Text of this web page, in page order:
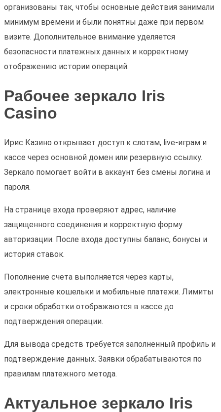
организованы так, чтобы основные действия занимали
минимум времени и были понятны даже при первом
визите. Дополнительное внимание уделяется
безопасности платежных данных и корректному
отображению истории операций.
Рабочее зеркало Iris
Casino
Ирис Казино открывает доступ к слотам, live-играм и
кассе через основной домен или резервную ссылку.
Зеркало помогает войти в аккаунт без смены логина и
пароля.
На странице входа проверяют адрес, наличие
защищенного соединения и корректную форму
авторизации. После входа доступны баланс, бонусы и
история ставок.
Пополнение счета выполняется через карты,
электронные кошельки и мобильные платежи. Лимиты
и сроки обработки отображаются в кассе до
подтверждения операции.
Для вывода средств требуется заполненный профиль и
подтверждение данных. Заявки обрабатываются по
правилам платежного метода.
Актуальное зеркало Iris